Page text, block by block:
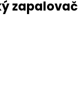
zapalovač